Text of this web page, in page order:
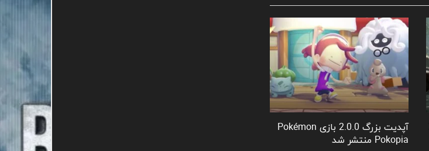
آپدیت بزرگ 2.0.0 بازی Pokémon
Pokopia منتشر شد